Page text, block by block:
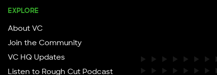
EXPLORE
About VC
Join the Community
VC HQ Updates
Listen to Rough Cut Podcast